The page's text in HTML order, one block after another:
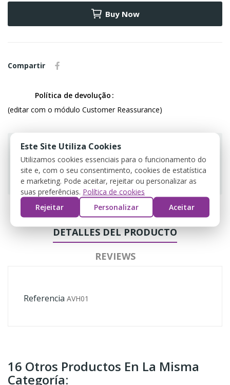
Buy Now
Compartir
Política de devolução
(editar com o módulo Customer Reassurance)
Guarantee safe & secure checkout
DETALLES DEL PRODUCTO
REVIEWS
Referencia AVH01
16 Otros Productos En La Misma
Categoría:
Este Site Utiliza Cookies
Utilizamos cookies essenciais para o funcionamento do
site e, com o seu consentimento, cookies de estatística
e marketing. Pode aceitar, rejeitar ou personalizar as
suas preferências. Política de cookies
Rejeitar
Personalizar Aceitar